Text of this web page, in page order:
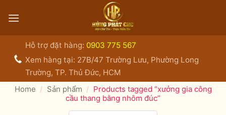
qua
Hỗ trợ đặt hàng: 0903 775 567
Xem hàng tại: 27B/47 Trường Lưu, Phường Long
Trường, TP. Thủ Đức, HCM
Home / Sản phẩm / Products tagged “xưởng gia công
cầu thang bằng nhôm đúc”